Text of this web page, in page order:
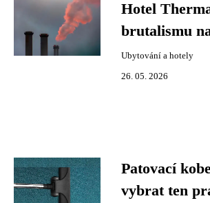
Hotel
brutalismu
Ubytování a hotely
26. 05. 2026
Patovací
vybrat ten